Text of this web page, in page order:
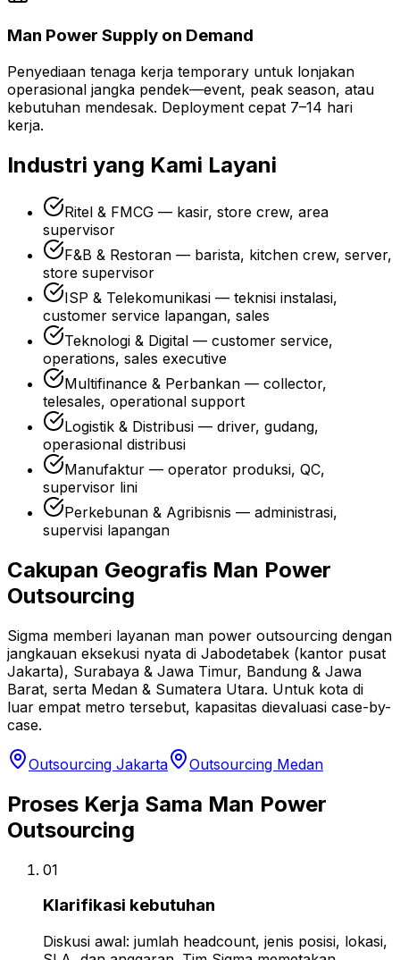
Man Power Supply on Demand
Penyediaan tenaga kerja temporary untuk lonjakan
operasional jangka pendek—event, peak season, atau
kebutuhan mendesak. Deployment cepat 7–14 hari
kerja.
Industri yang Kami Layani
Ritel & FMCG — kasir, store crew, area
supervisor
F&B & Restoran — barista, kitchen crew, server,
store supervisor
ISP & Telekomunikasi — teknisi instalasi,
customer service lapangan, sales
Teknologi & Digital — customer service,
operations, sales executive
Multifinance & Perbankan — collector,
telesales, operational support
Logistik & Distribusi — driver, gudang,
operasional distribusi
Manufaktur — operator produksi, QC,
supervisor lini
Perkebunan & Agribisnis — administrasi,
supervisi lapangan
Cakupan Geografis Man Power
Outsourcing
Sigma memberi layanan man power outsourcing dengan
jangkauan eksekusi nyata di Jabodetabek (kantor pusat
Jakarta), Surabaya & Jawa Timur, Bandung & Jawa
Barat, serta Medan & Sumatera Utara. Untuk kota di
luar empat metro tersebut, kapasitas dievaluasi case-by-
case.
Outsourcing Jakarta Outsourcing Medan
Proses Kerja Sama Man Power
Outsourcing
01
Klarifikasi kebutuhan
Diskusi awal: jumlah headcount, jenis posisi, lokasi,